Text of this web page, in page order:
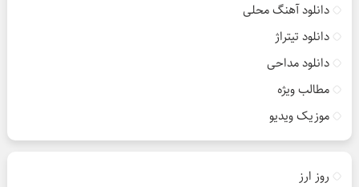
دانلود آهنگ محلی
دانلود تیتراژ
دانلود مداحی
مطالب ویژه
موزیک ویدیو
روز ارز